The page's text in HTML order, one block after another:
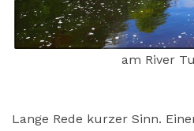
am River
Lange Rede kurzer Sinn.